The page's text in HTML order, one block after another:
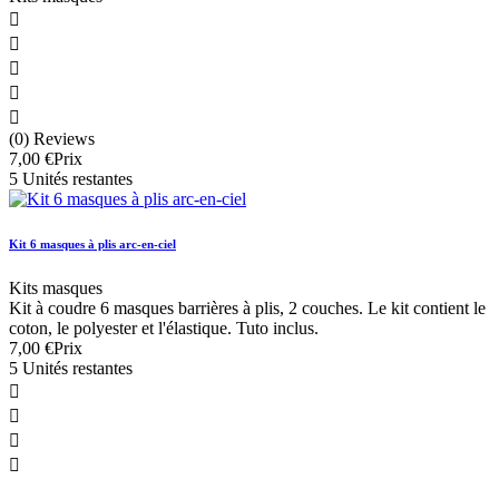





(0) Reviews
7,00 €Prix
5 Unités restantes
Kit 6 masques à plis arc-en-ciel
Kits masques
Kit à coudre 6 masques barrières à plis, 2 couches. Le kit contient le
coton, le polyester et l'élastique. Tuto inclus.
7,00 €Prix
5 Unités restantes



